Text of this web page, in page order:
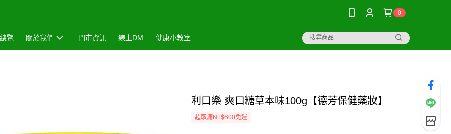
0
覽 關於我們 門市資訊 線上DM 健康小教室
利口樂 爽口糖草本味100g【德芳保健藥妝】
超取滿NT$600免運